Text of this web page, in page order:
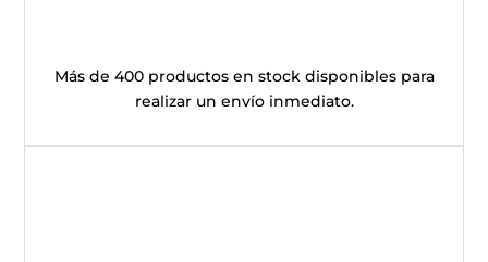
Más de 400 productos en stock disponibles para
realizar un envío inmediato.